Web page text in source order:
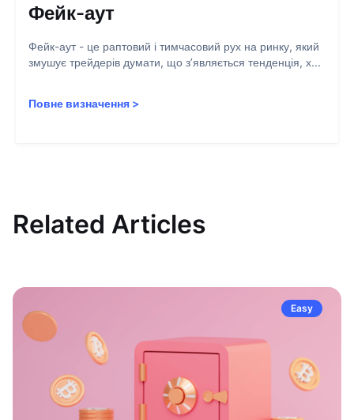
Фейк-аут
Фейк-аут - це раптовий і тимчасовий рух на ринку, який
змушує трейдерів думати, що з’являється тенденція, х...
Повне визначення >
Related Articles
Easy